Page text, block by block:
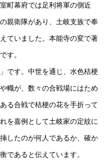
町幕府では足利将軍の側近
親衛隊があり、土岐支族で奉
ていました。本能寺の変で著
す。
です。中世を通じ、水色桔梗
幟が、数々の合戦場にはため
る合戦で桔梗の花を手折って
を嘉例として土岐家の定紋に
したのが何人であるか、確か
であると伝えています。